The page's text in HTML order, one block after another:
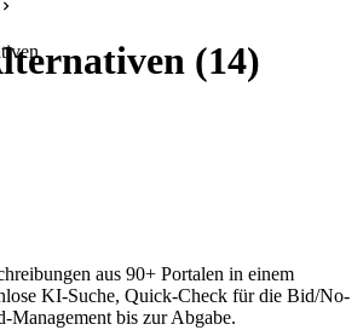
(14)
aus 90+ Portalen in einem
KI-Suche, Quick-Check für die Bid/No-
Management bis zur Abgabe.